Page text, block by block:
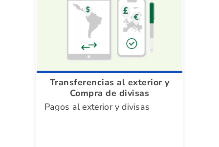
Transferencias al exterior y
Compra de divisas
Pagos al exterior y divisas